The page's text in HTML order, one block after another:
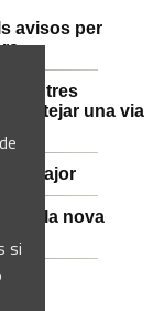
si
avisos per
tres
una via
Major
de la nova